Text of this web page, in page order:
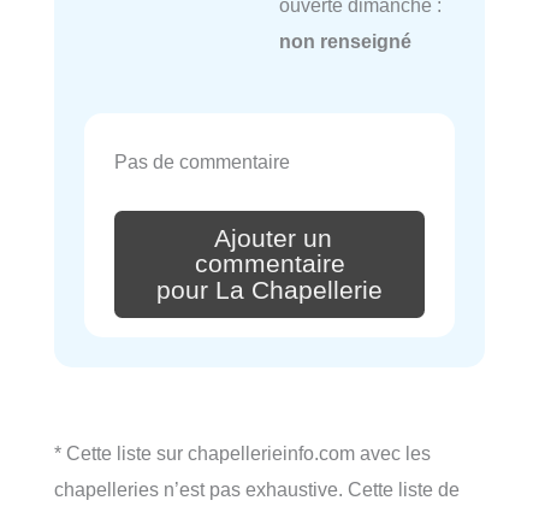
ouverte dimanche :
non renseigné
Pas de commentaire
Ajouter un
commentaire
pour La Chapellerie
* Cette liste sur chapellerieinfo.com avec les
chapelleries n’est pas exhaustive. Cette liste de